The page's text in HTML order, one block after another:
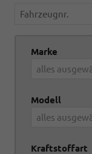
Fahrzeugnr.
Marke
alles
Modell
alles
Kraftstoffart